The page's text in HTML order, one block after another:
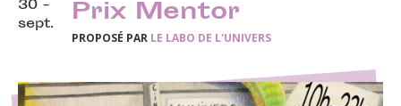
30 -
sept.
Prix Mentor
PROPOSÉ PAR LE LABO DE L'UNIVERS